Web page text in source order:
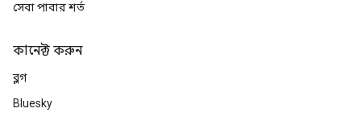
সেবা পাবার শর্ত
কানেক্ট করুন
ব্লগ
Bluesky